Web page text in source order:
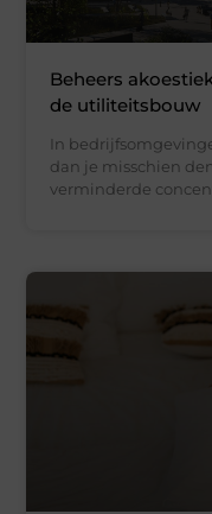
Beheers
de utiliteitsbouw
In
dan je misschien
verminderde